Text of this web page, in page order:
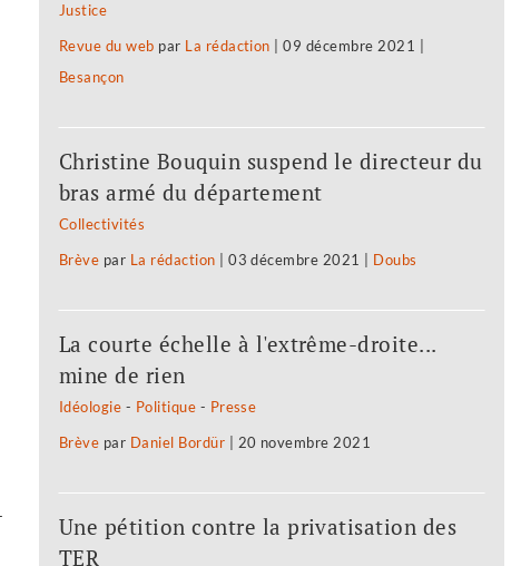
Justice
Revue du web par La rédaction |09 décembre 2021
Besançon
Christine Bouquin suspend le directeur du
bras armé du département
Collectivités
Brève par La rédaction |03 décembre 2021 Doubs
La courte échelle à l'extrême-droite...
mine de rien
Idéologie - Politique - Presse
Brève par Daniel Bordür 20 novembre 2021
Une pétition contre la privatisation des
TER